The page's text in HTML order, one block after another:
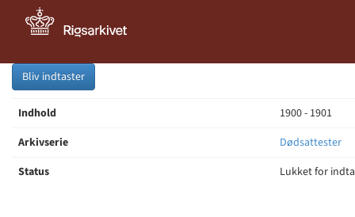
Bliv indtaster
Indhold
1900 - 1901
Arkivserie
Dødsattester
Status
Lukket for